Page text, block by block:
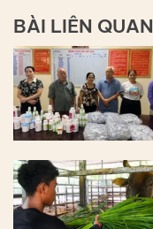
BÀI LIÊN QUAN